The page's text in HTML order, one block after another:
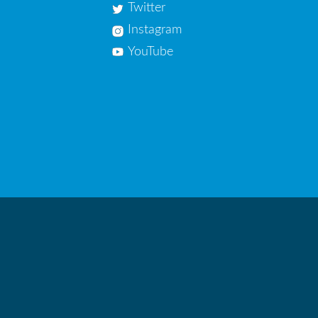
Twitter
Instagram
YouTube